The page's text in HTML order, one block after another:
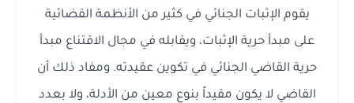
يقوم الإثبات الجنائي في كثير من الأنظمة القضائية
على مبدأ حرية الإثبات، ويقابله في مجال الاقتناع مبدأ
حرية القاضي الجنائي في تكوين عقيدته. ومفاد ذلك أن
القاضي لا يكون مقيداً بنوع معين من الأدلة، ولا بعدد